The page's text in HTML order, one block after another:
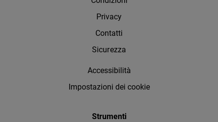
Privacy
Contatti
Sicurezza
Accessibilità
Impostazioni dei cookie
Strumenti